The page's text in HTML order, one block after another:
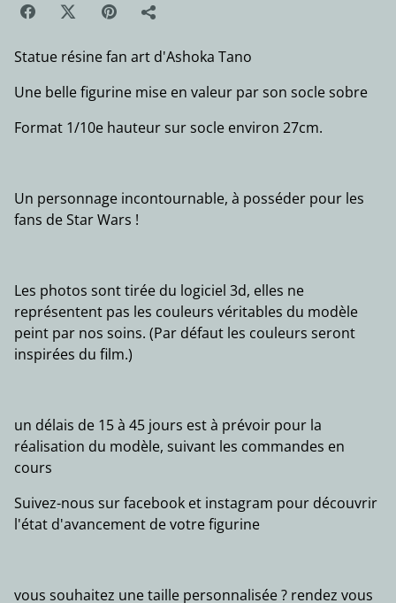
Statue résine fan art d'Ashoka Tano
Une belle figurine mise en valeur par son socle sobre
Format 1/10e hauteur sur socle environ 27cm.
Un personnage incontournable, à posséder pour les
fans de Star Wars !
Les photos sont tirée du logiciel 3d, elles ne
représentent pas les couleurs véritables du modèle
peint par nos soins. (Par défaut les couleurs seront
inspirées du film.)
un délais de 15 à 45 jours est à prévoir pour la
réalisation du modèle, suivant les commandes en
cours
Suivez-nous sur facebook et instagram pour découvrir
l'état d'avancement de votre figurine
vous souhaitez une taille personnalisée ? rendez vous